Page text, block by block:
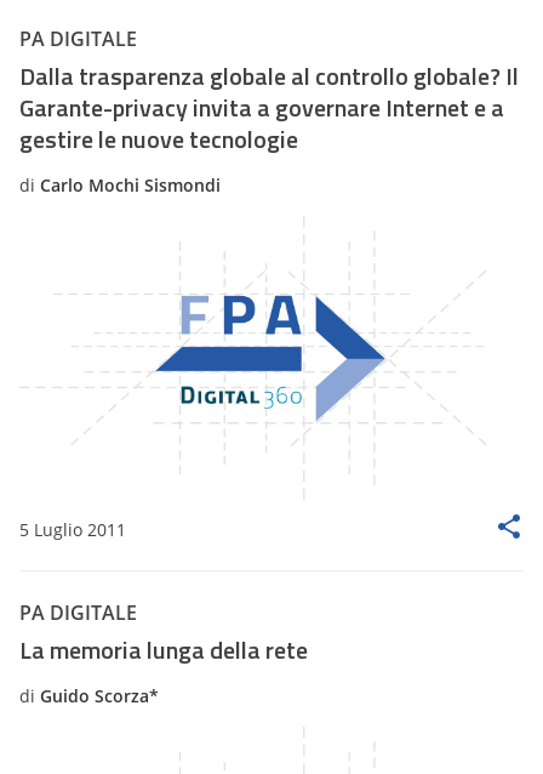
PA DIGITALE
Dalla trasparenza globale al controllo globale? Il
Garante-privacy invita a governare Internet e a
gestire le nuove tecnologie
di Carlo Mochi Sismondi
5 Luglio 2011
PA DIGITALE
La memoria lunga della rete
di Guido Scorza*